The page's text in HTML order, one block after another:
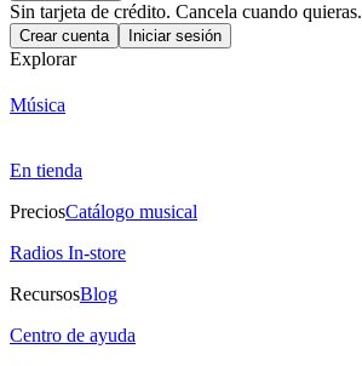
Sin tarjeta de crédito. Cancela cuando quieras.
Crear cuenta Iniciar sesión
Explorar
Música
En tienda
PreciosCatálogo musical
Radios In-store
RecursosBlog
Centro de ayuda